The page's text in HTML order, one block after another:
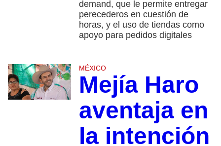
demand, que le permite entregar
perecederos en cuestión de
horas, y el uso de tiendas como
apoyo para pedidos digitales
MÉXICO
Mejía Haro
aventaja en
la intención